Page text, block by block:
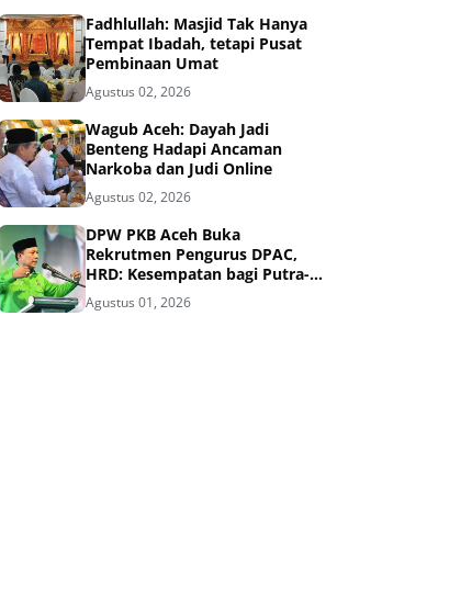
Fadhlullah: Masjid Tak Hanya
Tempat Ibadah, tetapi Pusat
Pembinaan Umat
Agustus 02, 2026
Wagub Aceh: Dayah Jadi
Benteng Hadapi Ancaman
Narkoba dan Judi Online
Agustus 02, 2026
DPW PKB Aceh Buka
Rekrutmen Pengurus DPAC,
HRD: Kesempatan bagi Putra-
Putri Terbaik Aceh
Agustus 01, 2026